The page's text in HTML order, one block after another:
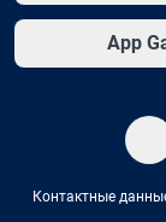
App
Контактные